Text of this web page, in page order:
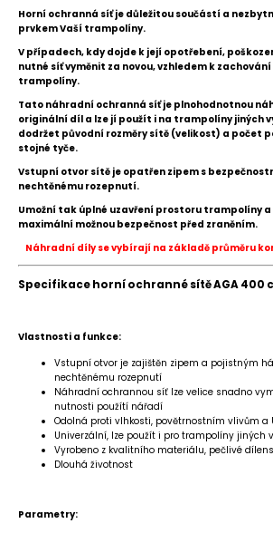
Horní ochranná síť je důležitou součástí a
prvkem Vaší trampolíny.
V případech, kdy dojde k její opotřebení,
nutné síťvyměnit za novou, vzhledem k
trampolíny.
Tato náhradní ochranná síť je plnohodnotnou
originální díl a lze jí použít i na trampolíny jiných
dodržet původní rozměry sítě (velikost) a počet
stojné tyče.
Vstupní otvor sítě je opatřen zipem s
nechtěnému rozepnutí.
Umožní tak úplné uzavření prostoru trampolíny
maximální možnou bezpečnost před zraněním.
Náhradní díly se vybírají na základě průměru
Specifikace horní ochranné sítě AGA 400
Vlastnosti a funkce:
Vstupní otvor je zajištěn zipem a pojistným
nechtěnému rozepnutí
Náhradní ochrannou síť lze velice snadno
nutnosti použítí nářadí
Odolná proti vlhkosti, povětrnostním vlivům a
Univerzální, lze použít i pro trampolíny jiných
Vyrobeno z kvalitního materiálu, pečlivé
Dlouhá životnost
Parametry: